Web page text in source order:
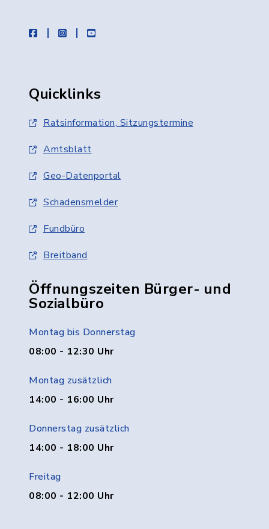
facebookinstagramyoutube
Quicklinks
Ratsinformation, Sitzungstermine
Amtsblatt
Geo-Datenportal
Schadensmelder
Fundbüro
Breitband
Öffnungszeiten Bürger- und
Sozialbüro
Montag bis Donnerstag
08:00 - 12:30 Uhr
Montag zusätzlich
14:00 - 16:00 Uhr
Donnerstag zusätzlich
14:00 - 18:00 Uhr
Freitag
08:00 - 12:00 Uhr